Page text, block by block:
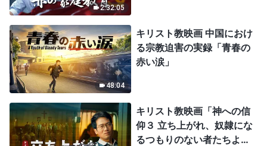
2:32:05
48:04
キリスト教映画 中国におけ
る宗教迫害の実録「青春の
赤い涙」
キリスト教映画「神への信
仰３ 立ち上がれ、奴隷にな
るつもりのない者たちよ」